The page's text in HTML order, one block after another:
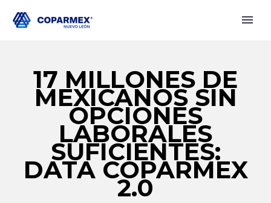
17 MILLONES DE
MEXICANOS SIN
OPCIONES
LABORALES
SUFICIENTES:
DATA COPARMEX
2.0